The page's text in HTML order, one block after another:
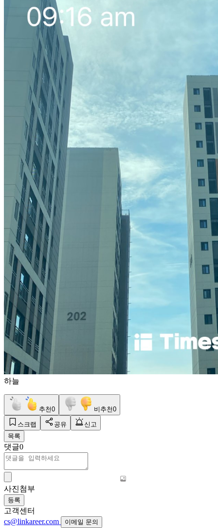
하늘
추천0 비추천0
스크랩 공유
신고
목록
댓글0
사진첨부
등록
고객센터
cs@linkareer.com
이메일 문의